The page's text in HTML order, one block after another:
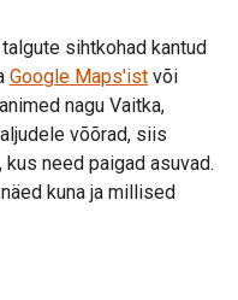
sihtkohad kantud
Google Maps'ist või
nagu Vaitka,
võõrad, siis
need paigad asuvad.
kuna ja millised